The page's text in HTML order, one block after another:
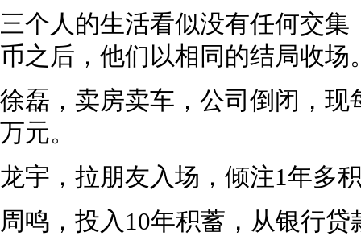
三个人的生活看似没有任何交
币之后，他们以相同的结局收场
徐磊，卖房卖车，公司倒闭，
万元。
龙宇，拉朋友入场，倾注1年多
周鸣，投入10年积蓄，从银行